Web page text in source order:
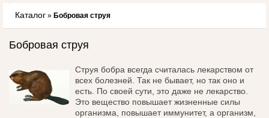
Каталог » Бобровая струя
Бобровая струя
Струя бобра всегда считалась лекарством от
всех болезней. Так не бывает, но так оно и
есть. По своей сути, это даже не лекарство.
Это вещество повышает жизненные силы
организма, повышает иммунитет, а организм,